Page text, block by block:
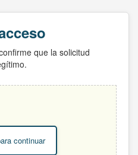
que la solicitud
continuar